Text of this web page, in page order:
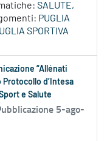
SALUTE,
PUGLIA
SPORTIVA
“Allénati
d’Intesa
e Salute
5-ago-